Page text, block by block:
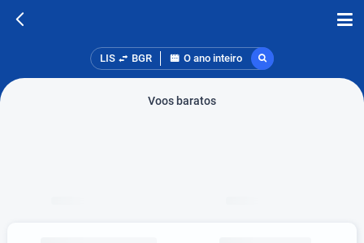
LIS BGR O ano inteiro
Voos baratos